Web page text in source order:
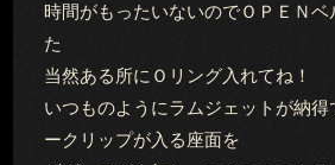
時間がもったいないのでＯＰＥＮベ
た
当然ある所にＯリング入れてね！
いつものようにラムジェットが納
ークリップが入る座面を